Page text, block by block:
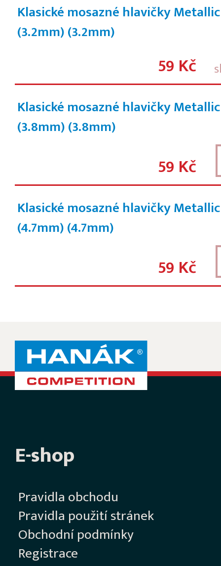
Klasické mosazné hlavičky
(3.2mm)(3.2mm)
59 Kč
Klasické mosazné hlavičky
(3.8mm)(3.8mm)
59 Kč
Klasické mosazné hlavičky
(4.7mm)(4.7mm)
59 Kč
E-shop
Pravidla obchodu
Pravidla použití stránek
Obchodní podmínky
Registrace